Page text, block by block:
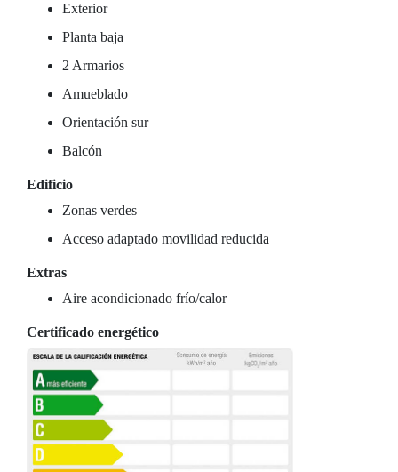
Exterior
Planta baja
2 Armarios
Amueblado
Orientación sur
Balcón
Edificio
Zonas verdes
Acceso adaptado movilidad reducida
Extras
Aire acondicionado frío/calor
Certificado energético